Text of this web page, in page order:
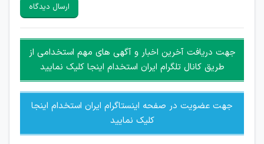
هرگونه تحریک، تحقیر و کنایه به سایر افراد (مسئول و غیر مسئول)
غیر مجاز می باشد.
امکان هماهنگی برای هرگونه ملاقات حضوری چه به صورت دسته
جمعی و چه فردی توسط کاربران سایت وجود ندارد.
ارسال دیدگاه
جهت دریافت آخرین اخبار و آگهی های مهم استخدامی از
طریق کانال تلگرام ایران استخدام اینجا کلیک نمایید
جهت عضویت در صفحه اینستاگرام ایران استخدام اینجا
کلیک نمایید